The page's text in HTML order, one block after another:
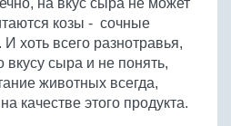
на вкус сыра не может
козы - сочные
хоть всего разнотравья,
вкусу сыра и не понять,
животных всегда,
качестве этого продукта.